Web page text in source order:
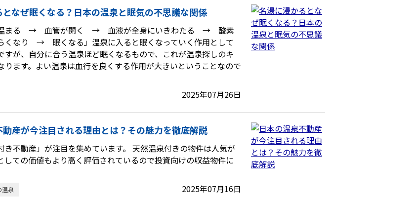
なぜ眠くなる？日本の温泉と眠気の不思議な関係
温まる → 血管が開く → 血液が全身にいきわたる → 酸素
くなり → 眠くなる」温泉に入ると眠くなっていく作用として
すが、自分に合う温泉ほど眠くなるもので、これが温泉探しのキ
ります。よい温泉は血行を良くする作用が大きいということなので
2025年07月26日
動産が今注目される理由とは？その魅力を徹底解説
き不動産」が注目を集めています。 天然温泉付きの物件は人気が
しての価値もより高く評価されているので投資向けの収益物件に
温泉 2025年07月16日